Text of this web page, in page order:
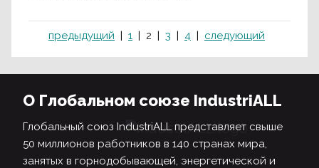
предыдущий 1 2 3 4 следующий
О Глобальном союзе IndustriALL
Глобальный союз IndustriALL представляет свыше
50 миллионов работников в 140 странах мира,
занятых в горнодобывающей, энергетической и